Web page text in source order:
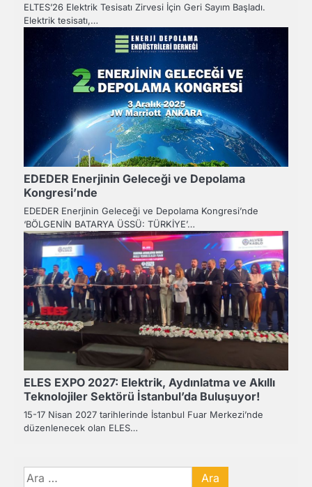
ELTES’26 Elektrik Tesisatı Zirvesi İçin Geri Sayım Başladı.
Elektrik tesisatı,…
EDEDER Enerjinin Geleceği ve Depolama
Kongresi’nde
EDEDER Enerjinin Geleceği ve Depolama Kongresi’nde
‘BÖLGENİN BATARYA ÜSSÜ: TÜRKİYE’…
ELES EXPO 2027: Elektrik, Aydınlatma ve Akıllı
Teknolojiler Sektörü İstanbul’da Buluşuyor!
15-17 Nisan 2027 tarihlerinde İstanbul Fuar Merkezi’nde
düzenlenecek olan ELES…
Arama: